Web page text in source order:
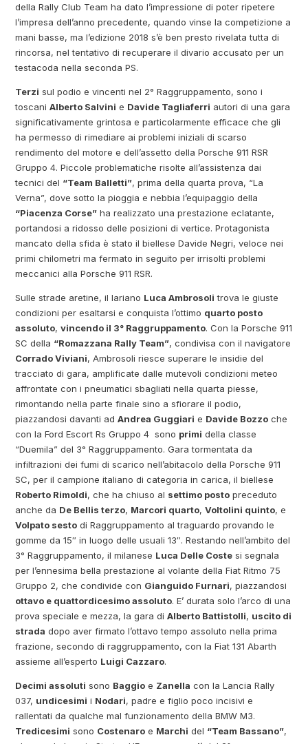
della Rally Club Team ha dato l’impressione di poter ripetere
l’impresa dell’anno precedente, quando vinse la competizione a
mani basse, ma l’edizione 2018 s’è ben presto rivelata tutta di
rincorsa, nel tentativo di recuperare il divario accusato per un
testacoda nella seconda PS.
Terzi sul podio e vincenti nel 2° Raggruppamento, sono i
toscaniAlberto Salvini e Davide Tagliaferri autori di una gara
significativamente grintosa e particolarmente efficace che gli
ha permesso di rimediare ai problemi iniziali di scarso
rendimento del motore e dell’assetto della Porsche 911 RSR
Gruppo 4. Piccole problematiche risolte all’assistenza dai
tecnici del “Team Balletti”, prima della quarta prova, “La
Verna”, dove sotto la pioggia e nebbia l’equipaggio della
“Piacenza Corse” ha realizzato una prestazione eclatante,
portandosi a ridosso delle posizioni di vertice. Protagonista
mancato della sfida è stato il biellese Davide Negri, veloce nei
primi chilometri ma fermato in seguito per irrisolti problemi
meccanici alla Porsche 911 RSR.
Sulle strade aretine, il lariano Luca Ambrosoli trova le giuste
condizioni per esaltarsi e conquista l’ottimo quarto posto
assoluto,vincendo il 3° Raggruppamento. Con la Porsche 911
SC della “Romazzana Rally Team”, condivisa con il navigatore
Corrado Viviani, Ambrosoli riesce superare le insidie del
tracciato di gara, amplificate dalle mutevoli condizioni meteo
affrontate con i pneumatici sbagliati nella quarta piesse,
rimontando nella parte finale sino a sfiorare il podio,
piazzandosi davanti adAndrea Guggiari e Davide Bozzo che
con la Ford Escort Rs Gruppo 4 sono primi della classe
“Duemila” del 3° Raggruppamento. Gara tormentata da
infiltrazioni dei fumi di scarico nell’abitacolo della Porsche 911
SC, per il campione italiano di categoria in carica, il biellese
Roberto Rimoldi, che ha chiuso al settimo posto preceduto
anche da De Bellis terzo, Marcori quarto,Voltolini quinto, e
Volpato sesto di Raggruppamento al traguardo provando le
gomme da 15″ in luogo delle usuali 13″. Restando nell’ambito del
3° Raggruppamento, il milanese Luca Delle Coste si segnala
per l’ennesima bella prestazione al volante della Fiat Ritmo 75
Gruppo 2, che condivide con Gianguido Furnari, piazzandosi
ottavo e quattordicesimo assoluto. E’ durata solo l’arco di una
prova speciale e mezza, la gara diAlberto Battistolli, uscito di
strada dopo aver firmato l’ottavo tempo assoluto nella prima
frazione, secondo di raggruppamento, con la Fiat 131 Abarth
assieme all’esperto Luigi Cazzaro.
Decimi assoluti sono Baggio e Zanella con la Lancia Rally
037, undicesimi i Nodari, padre e figlio poco incisivi e
rallentati da qualche mal funzionamento della BMW M3.
Tredicesimi sono Costenaro e Marchi del “Team Bassano”,